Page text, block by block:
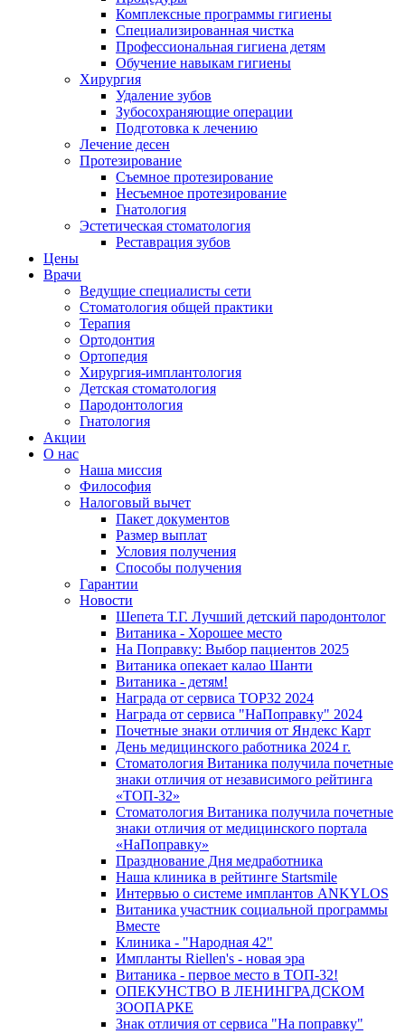
Комплексные программы гигиены
Специализированная чистка
Профессиональная гигиена детям
Обучение навыкам гигиены
Хирургия
Удаление зубов
Зубосохраняющие операции
Подготовка к лечению
Лечение десен
Протезирование
Съемное протезирование
Несъемное протезирование
Гнатология
Эстетическая стоматология
Реставрация зубов
Цены
Врачи
Ведущие специалисты сети
Стоматология общей практики
Терапия
Ортодонтия
Ортопедия
Хирургия-имплантология
Детская стоматология
Пародонтология
Гнатология
Акции
О нас
Наша миссия
Философия
Налоговый вычет
Пакет документов
Размер выплат
Условия получения
Способы получения
Гарантии
Новости
Шепета Т.Г. Лучший детский пародонтолог
Витаника - Хорошее место
На Поправку: Выбор пациентов 2025
Витаника опекает калао Шанти
Витаника - детям!
Награда от сервиса TOP32 2024
Награда от сервиса "НаПоправку" 2024
Почетные знаки отличия от Яндекс Карт
День медицинского работника 2024 г.
Стоматология Витаника получила почетные
знаки отличия от независимого рейтинга
«ТОП-32»
Стоматология Витаника получила почетные
знаки отличия от медицинского портала
«НаПоправку»
Празднование Дня медработника
Наша клиника в рейтинге Startsmile
Интервью о системе имплантов ANKYLOS
Витаника участник социальной программы
Вместе
Клиника - "Народная 42"
Импланты Riellen's - новая эра
Витаника - первое место в ТОП-32!
ОПЕКУНСТВО В ЛЕНИНГРАДСКОМ
ЗООПАРКЕ
Знак отличия от сервиса "На поправку"